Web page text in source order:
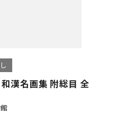
漢名画集 附総目 全